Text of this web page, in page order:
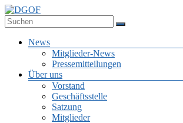
Zum
Inhalt
springen
Deutsche Gesellschaft für Online-Forschung e.V.
Menü
News
Mitglieder-News
Pressemitteilungen
Über uns
Vorstand
Geschäftsstelle
Satzung
Mitglieder